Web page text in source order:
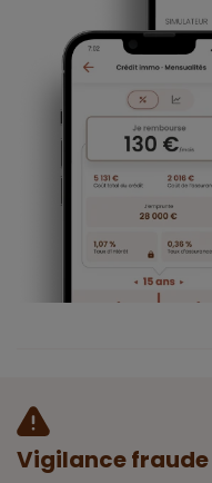
Vigilance fraude